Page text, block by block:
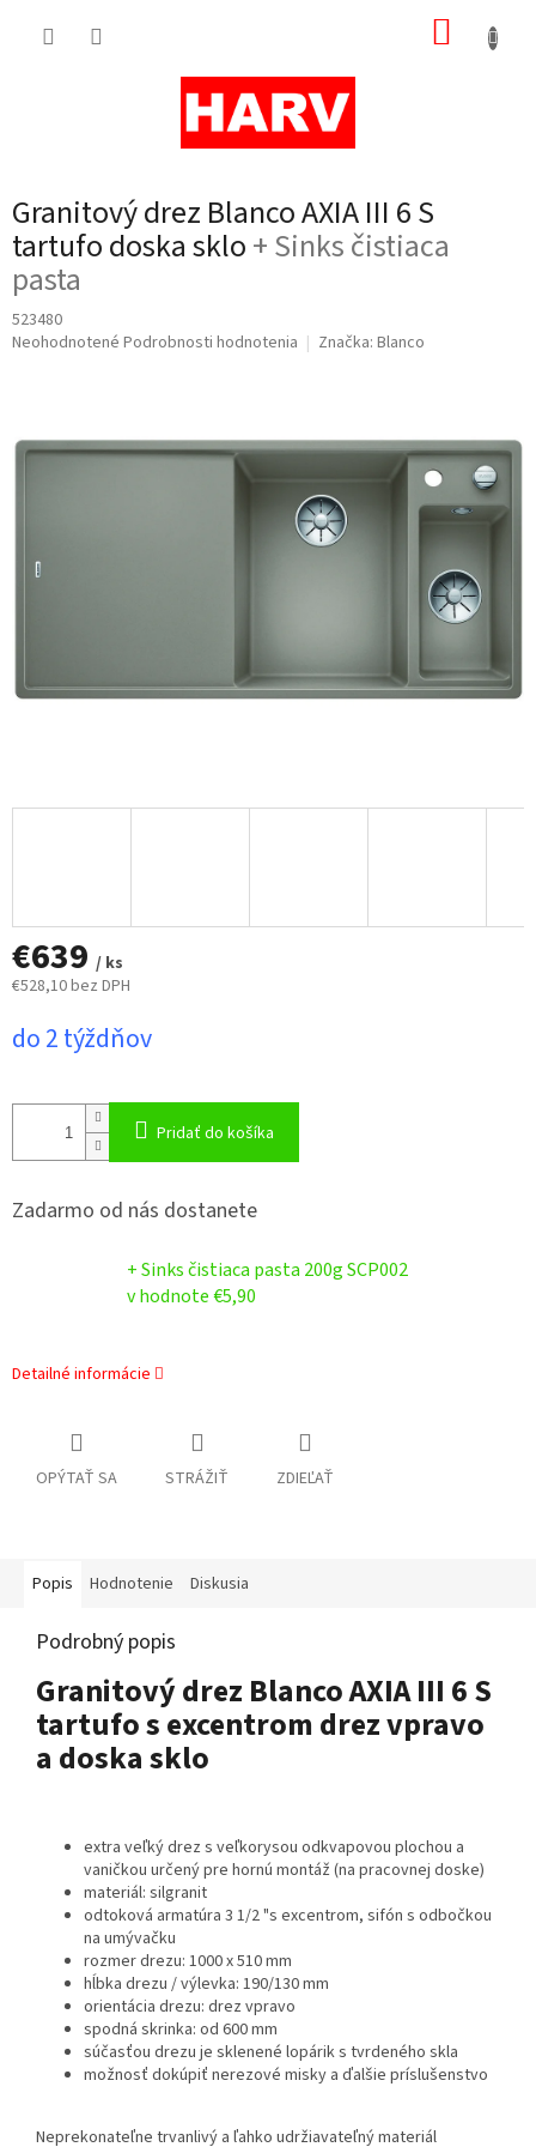
Granitový drez Blanco AXIA III 6 S
tartufo doska sklo+ Sinks čistiaca
pasta
523480
Priemerné
Neohodnotené Podrobnosti hodnotenia Značka: Blanco
€639 / ks
€528,10 bez DPH
cena:
do 2 týždňov
Pridať do košíka
Zadarmo od nás dostanete
+ Sinks čistiaca pasta 200g SCP002
v hodnote €5,90
Detailné informácie
OPÝTAŤ SA STRÁŽIŤ ZDIEĽAŤ
Popis Hodnotenie Diskusia
Podrobný popis
Granitový drez Blanco AXIA III 6 S
tartufo s excentrom drez vpravo
a doska sklo
extra veľký drez s veľkorysou odkvapovou plochou a
vaničkou určený pre hornú montáž (na pracovnej doske)
materiál: silgranit
odtoková armatúra 3 1/2 "s excentrom, sifón s odbočkou
na umývačku
rozmer drezu: 1000 x 510 mm
hĺbka drezu / výlevka: 190/130 mm
orientácia drezu: drez vpravo
spodná skrinka: od 600 mm
súčasťou drezu je sklenené lopárik s tvrdeného skla
možnosť dokúpiť nerezové misky a ďalšie príslušenstvo
Neprekonateľne trvanlivý a ľahko udržiavateľný materiál